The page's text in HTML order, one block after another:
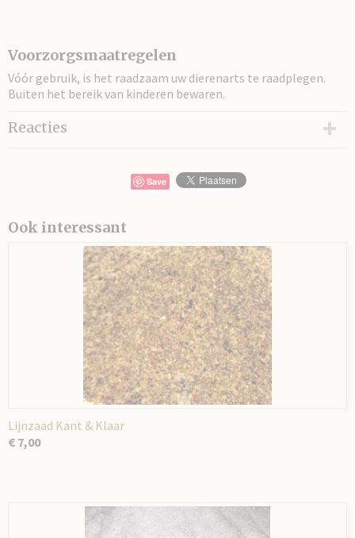
Voorzorgsmaatregelen
Vóór gebruik, is het raadzaam uw dierenarts te raadplegen.
Buiten het bereik van kinderen bewaren.
Reacties
Save
Ook interessant
Lijnzaad Kant & Klaar
€ 7,00